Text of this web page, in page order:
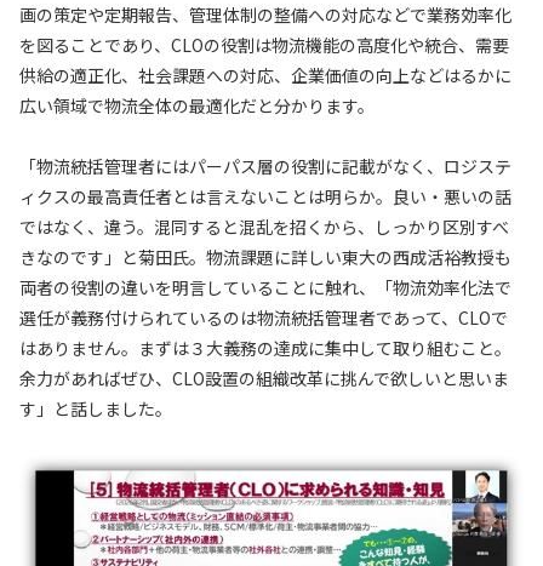
画の策定や定期報告、管理体制の整備への対応などで業務効率化
を図ることであり、CLOの役割は物流機能の高度化や統合、需要
供給の適正化、社会課題への対応、企業価値の向上などはるかに
広い領域で物流全体の最適化だと分かります。
「物流統括管理者にはパーパス層の役割に記載がなく、ロジステ
ィクスの最高責任者とは言えないことは明らか。良い・悪いの話
ではなく、違う。混同すると混乱を招くから、しっかり区別すべ
きなのです」と菊田氏。物流課題に詳しい東大の西成活裕教授も
両者の役割の違いを明言していることに触れ、「物流効率化法で
選任が義務付けられているのは物流統括管理者であって、CLOで
はありません。まずは３大義務の達成に集中して取り組むこと。
余力があればぜひ、CLO設置の組織改革に挑んで欲しいと思いま
す」と話しました。